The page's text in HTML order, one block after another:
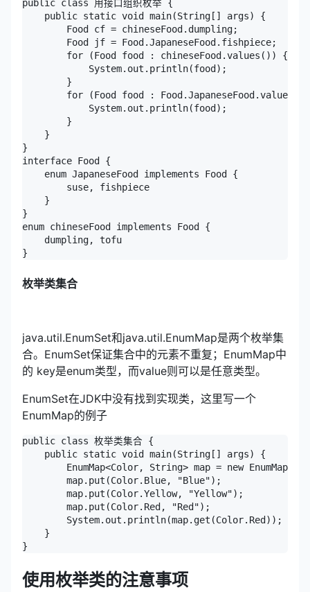
public class 用接口组织枚举 {
    public static void main(String[] args) {
        Food cf = chineseFood.dumpling;
        Food jf = Food.JapaneseFood.fishpiece;
        for (Food food : chineseFood.values()) {
            System.out.println(food);
        }
for (Food food :
            System.out.println(food);
        }
    }
}
interface Food {
    enum JapaneseFood implements Food {
        suse, fishpiece
    }
}
enum chineseFood implements Food {
    dumpling, tofu
}
枚举类集合
java.util.EnumSet和java.util.EnumMap是两个枚举集
合。EnumSet保证集合中的元素不重复；EnumMap中
的 key是enum类型，而value则可以是任意类型。
EnumSet在JDK中没有找到实现类，这里写一个
EnumMap的例子
public class 枚举类集合 {
    public static void main(String[] args) {
EnumMap<Color, String> map = new
        map.put(Color.Blue, "Blue");
        map.put(Color.Yellow, "Yellow");
        map.put(Color.Red, "Red");
        System.out.println(map.get(Color.Red));
    }
}
使用枚举类的注意事项